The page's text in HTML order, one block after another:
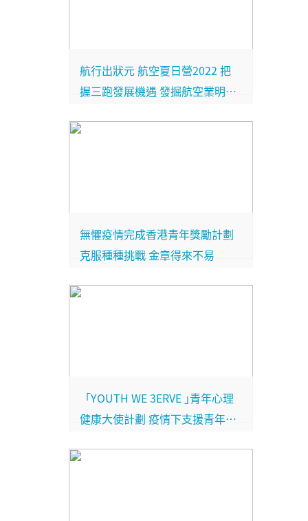
航行出狀元 航空夏日營2022 把
握三跑發展機遇 發掘航空業明日
無懼疫情完成香港青年獎勵計劃
克服種種挑戰 金章得來不易
「YOUTH WE 3ERVE ｣青年心理
健康大使計劃 疫情下支援青年心